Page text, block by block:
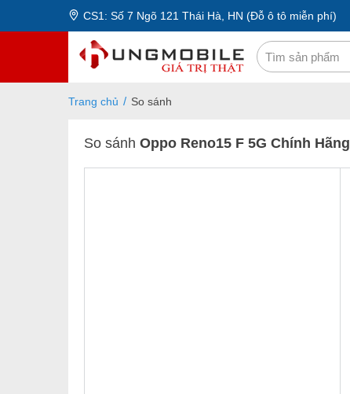
CS1: Số 7 Ngõ 121 Thái Hà, HN (Đỗ ô tô miễn phí)
Trang chủ So sánh
So sánh Oppo Reno15 F 5G Chính Hãng